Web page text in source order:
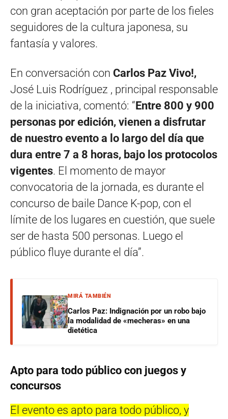
con gran aceptación por parte de los fieles
seguidores de la cultura japonesa, su
fantasía y valores.
En conversación con Carlos Paz Vivo!,
José Luis Rodríguez , principal responsable
de la iniciativa, comentó: “Entre 800 y 900
personas por edición, vienen a disfrutar
de nuestro evento a lo largo del día que
dura entre 7 a 8 horas, bajo los protocolos
vigentes. El momento de mayor
convocatoria de la jornada, es durante el
concurso de baile Dance K-pop, con el
límite de los lugares en cuestión, que suele
ser de hasta 500 personas. Luego el
público fluye durante el día”.
MIRÁ TAMBIÉN
Carlos Paz: Indignación por un robo bajo
la modalidad de «mecheras» en una
dietética
Apto para todo público con juegos y
concursos
El evento es apto para todo público, y